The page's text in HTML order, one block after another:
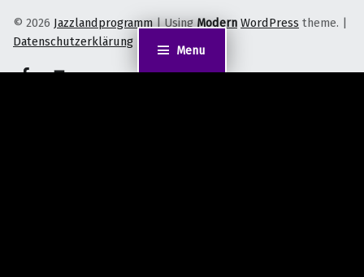
Menu
© 2026 Jazzlandprogramm |UsingModern WordPress theme. |
Datenschutzerklärung